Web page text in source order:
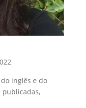
inglês e do
publicadas,